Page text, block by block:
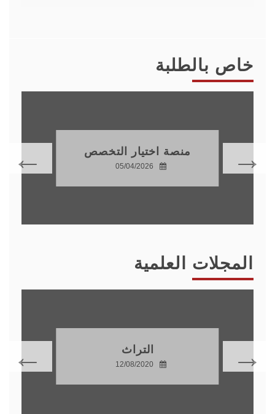
خاص بالطلبة
منصة اختيار التخصص
05/04/2026
المجلات العلمية
التراث
12/08/2020